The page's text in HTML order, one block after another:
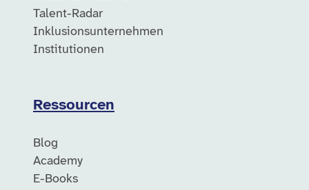
Talent-Radar
Inklusionsunternehmen
Institutionen
Ressourcen
Blog
Academy
E-Books